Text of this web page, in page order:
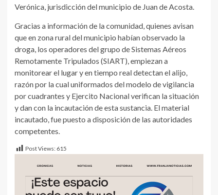
Verónica, jurisdicción del municipio de Juan de Acosta.
Gracias a información de la comunidad, quienes avisan
que en zona rural del municipio habían observado la
droga, los operadores del grupo de Sistemas Aéreos
Remotamente Tripulados (SIART), empiezan a
monitorear el lugar y en tiempo real detectan el alijo,
razón por la cual uniformados del modelo de vigilancia
por cuadrantes y Ejercito Nacional verifican la situación
y dan con la incautación de esta sustancia. El material
incautado, fue puesto a disposición de las autoridades
competentes.
Post Views: 615